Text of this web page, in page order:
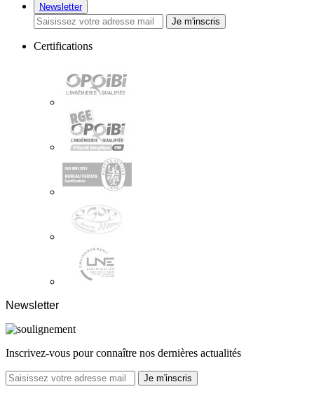
Newsletter
Je m'inscris
Certifications
Newsletter
Inscrivez-vous pour connaître nos dernières actualités
Je m'inscris